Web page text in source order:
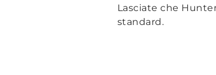
Lasciate che
standard.